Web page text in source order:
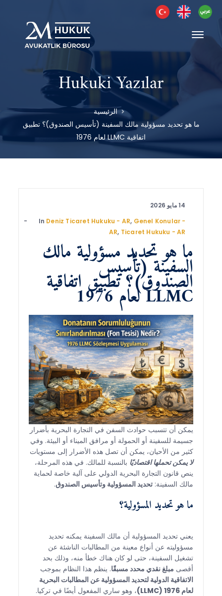
Hukuki Yazılar
الرئيسية
ما هو تحديد مسؤولية مالك السفينة (تأسيس الصندوق)؟ تطبيق
اتفاقية LLMC لعام 1976
14 مايو 2026
In Deniz Ticaret Hukuku - AR, Genel Konular -
AR, Ticaret Hukuku - AR
ما هو تحديد مسؤولية مالك
السفينة (تأسيس
الصندوق)؟ تطبيق اتفاقية
LLMC لعام 1976
يمكن أن تتسبب حوادث السفن في التجارة البحرية بأضرار
جسيمة للسفينة أو الحمولة أو مرافق الميناء أو البيئة. وفي
كثير من الأحيان، يمكن أن تصل هذه الأضرار إلى مستويات
لا يمكن تحملها اقتصاديًا بالنسبة للمالك. في هذه المرحلة،
ينص قانون التجارة البحرية الدولي على آلية خاصة لحماية
مالك السفينة:تحديد المسؤولية وتأسيس الصندوق.
ما هو تحديد المسؤولية؟
يعني تحديد المسؤولية أن مالك السفينة يمكنه تحديد
مسؤوليته عن أنواع معينة من المطالبات الناشئة عن
تشغيل السفينة، حتى لو كان هناك خطأ منه، وذلك بحد
أقصى مبلغ نقدي محدد مسبقًا. ينظم هذا النظام بموجب
الاتفاقية الدولية لتحديد المسؤولية عن المطالبات البحرية
لعام 1976 (LLMC)
، وهو ساري المفعول أيضًا في تركيا.